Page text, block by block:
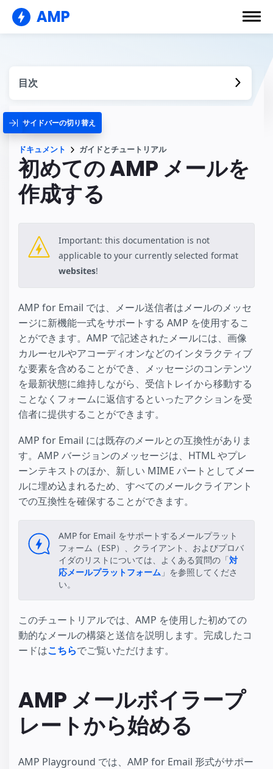
AMP
目次
サイドバーの切り替え
ドキュメント ガイドとチュートリアル
初めての AMP メールを
作成する
Important: this documentation is not
applicable to your currently selected format
websites!
AMP for Email では、メール送信者はメールのメッセ
ージに新機能一式をサポートする AMP を使用するこ
とができます。AMP で記述されたメールには、画像
カルーセルやアコーディオンなどのインタラクティブ
な要素を含めることができ、メッセージのコンテンツ
を最新状態に維持しながら、受信トレイから移動する
ことなくフォームに返信するといったアクションを受
信者に提供することができます。
AMP for Email には既存のメールとの互換性がありま
す。AMP バージョンのメッセージは、HTML やプレ
ーンテキストのほか、新しい MIME パートとしてメー
ルに埋め込まれるため、すべてのメールクライアント
での互換性を確保することができます。
AMP for Email をサポートするメールプラット
フォーム（ESP）、クライアント、およびプロバ
イダのリストについては、よくある質問の「対
応メールプラットフォーム 」を参照してくださ
い。
このチュートリアルでは、AMP を使用した初めての
動的なメールの構築と送信を説明します。完成したコ
ードはこちらでご覧いただけます。
AMP メールボイラープ
レートから始める
AMP Playground では、AMP for Email 形式がサポー